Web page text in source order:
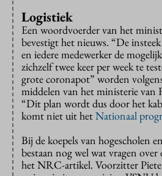
Logistiek
Een woordvoerder van het
bevestigt het nieuws. “De
en iedere medewerker de
zichzelf twee keer per week te
grote coronapot” worden
middelen van het ministerie van
“Dit plan wordt dus door het
komt niet uit hetNationaal
Bij de koepels van hogescholen
bestaan nog wel wat vragen
het NRC-artikel. Voorzitter